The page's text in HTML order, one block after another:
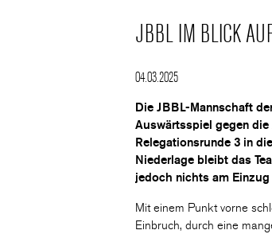
JBBL IM BLICK
04.03.2025
Die JBBL-Mannschaft
Auswärtsspiel gegen
Relegationsrunde 3 in
Niederlage bleibt das
jedoch nichts am
Mit einem Punkt vorne
Einbruch, durch eine